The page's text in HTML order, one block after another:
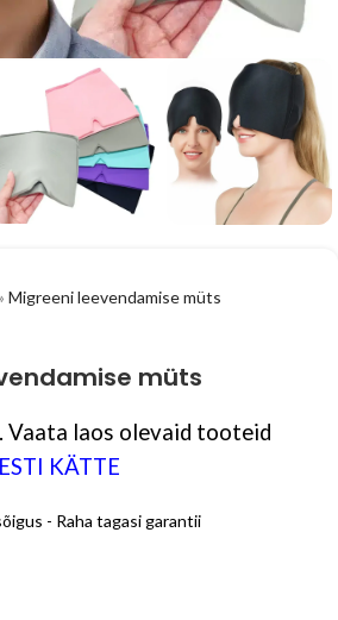
Migreeni leevendamise müts
müts
Vaata laos olevaid tooteid
KÄTTE
- Raha tagasi garantii